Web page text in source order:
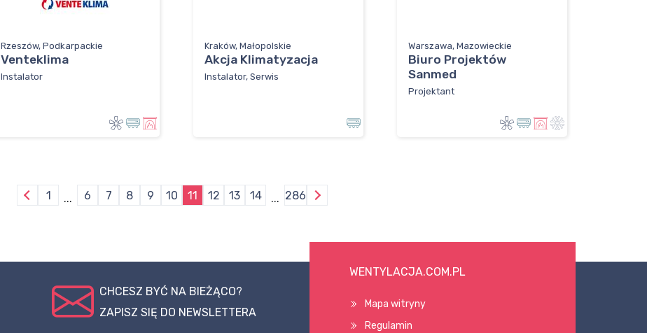
Rzeszów, Podkarpackie
Venteklima
Instalator
Kraków, Małopolskie
Akcja Klimatyzacja
Instalator, Serwis
Warszawa, Mazowieckie
Biuro Projektów
Sanmed
Projektant
1 ... 6 7 8 9 10 11 12 13 14 ... 286
CHCESZ BYĆ NA BIEŻĄCO?
ZAPISZ SIĘ DO NEWSLETTERA
WENTYLACJA.COM.PL
Mapa witryny
Regulamin